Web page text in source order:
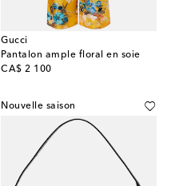
Gucci
Pantalon ample floral en soie
CA$ 2 100
original price
Nouvelle saison